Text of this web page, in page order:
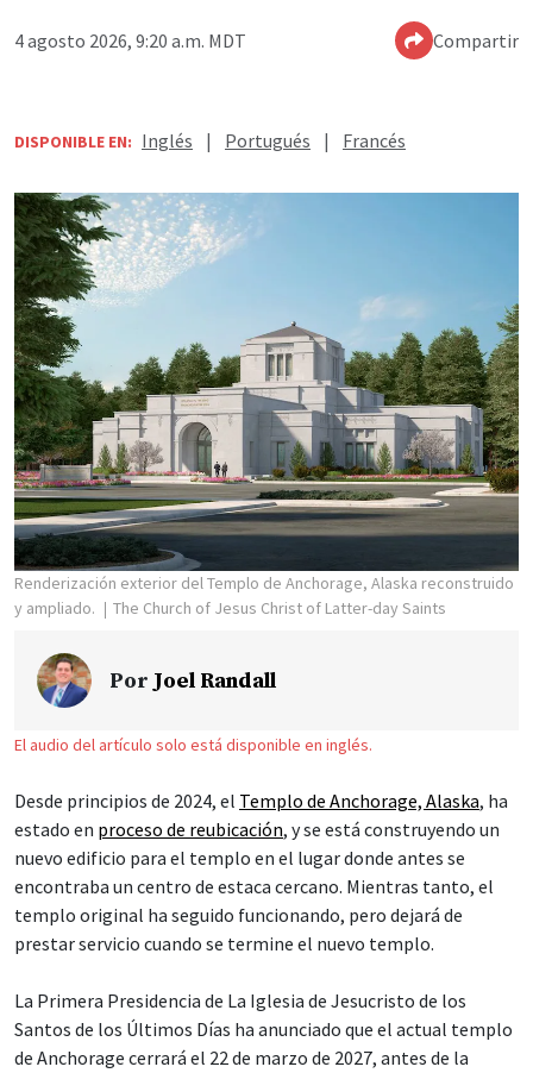
4 agosto 2026, 9:20 a.m. MDT Compartir
DISPONIBLE EN: Inglés | Portugués | Francés
Renderización exterior del Templo de Anchorage, Alaska reconstruido
y ampliado.
The Church of Jesus Christ of Latter-day Saints
Por Joel Randall
El audio del artículo solo está disponible en inglés.
Desde principios de 2024, el Templo de Anchorage, Alaska, ha
estado en proceso de reubicación, y se está construyendo un
nuevo edificio para el templo en el lugar donde antes se
encontraba un centro de estaca cercano. Mientras tanto, el
templo original ha seguido funcionando, pero dejará de
prestar servicio cuando se termine el nuevo templo.
La Primera Presidencia de La Iglesia de Jesucristo de los
Santos de los Últimos Días ha anunciado que el actual templo
de Anchorage cerrará el 22 de marzo de 2027, antes de la